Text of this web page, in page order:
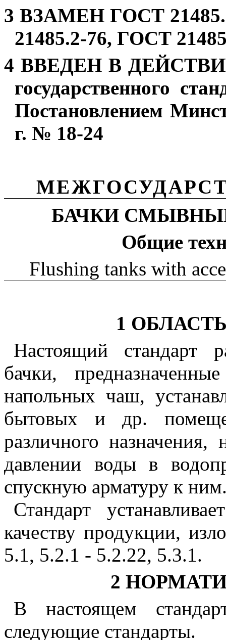
3 ВЗАМЕН ГОСТ
21485.2-76, ГОСТ
4 ВВЕДЕН В ДЕЙСТВИЕ
государственного
Постановлением
г. № 18-24
БАЧКИ
Общие
Flushing tanks with
1
Настоящий стандарт
бачки,
напольных чаш,
бытовых и др.
различного назначения,
давлении воды в
спускную арматуру к
Стандарт
качеству продукции,
5.1, 5.2.1 - 5.2.22, 5.3.1.
2
В настоящем
следующие стандарты.